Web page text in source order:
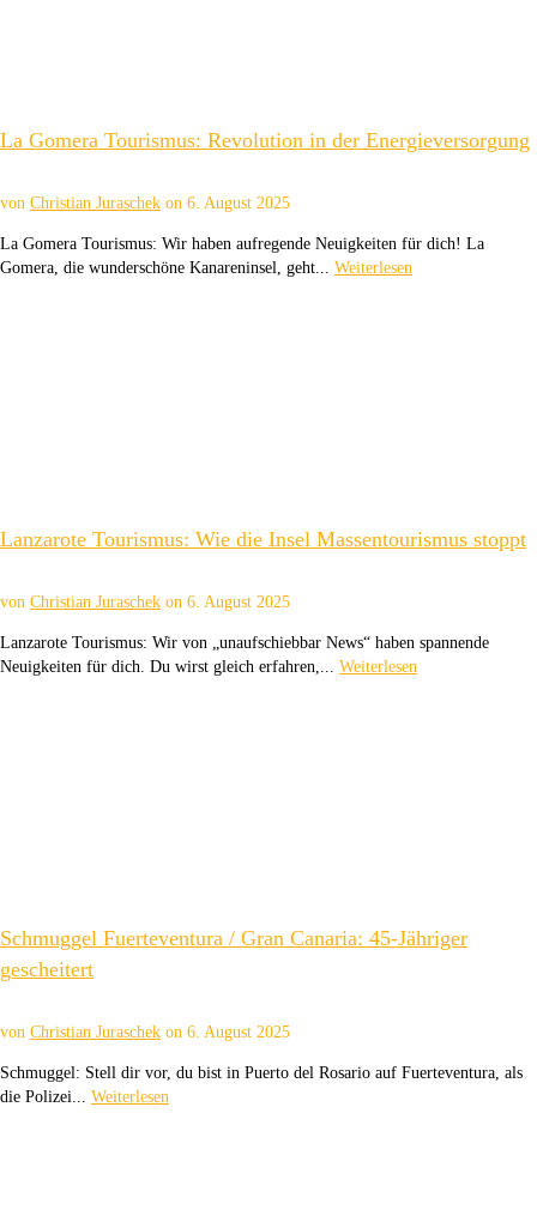
La Gomera Tourismus: Revolution in der Energieversorgung
von Christian Juraschek on 6. August 2025
La Gomera Tourismus: Wir haben aufregende Neuigkeiten für dich! La
Gomera, die wunderschöne Kanareninsel, geht... Weiterlesen
Lanzarote Tourismus: Wie die Insel Massentourismus stoppt
von Christian Juraschek on 6. August 2025
Lanzarote Tourismus: Wir von „unaufschiebbar News“ haben spannende
Neuigkeiten für dich. Du wirst gleich erfahren,... Weiterlesen
Schmuggel Fuerteventura / Gran Canaria: 45-Jähriger
gescheitert
von Christian Juraschek on 6. August 2025
Schmuggel: Stell dir vor, du bist in Puerto del Rosario auf Fuerteventura, als
die Polizei... Weiterlesen